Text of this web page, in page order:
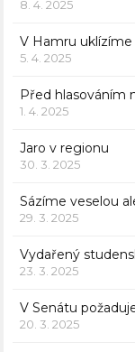
8. 4. 2025
V Hamru uklízíme
5. 4. 2025
Před hlasováním
1. 4. 2025
Jaro v regionu
30. 3. 2025
Sázíme veselou
29. 3. 2025
Vydařený
23. 3. 2025
V Senátu
20. 3. 2025